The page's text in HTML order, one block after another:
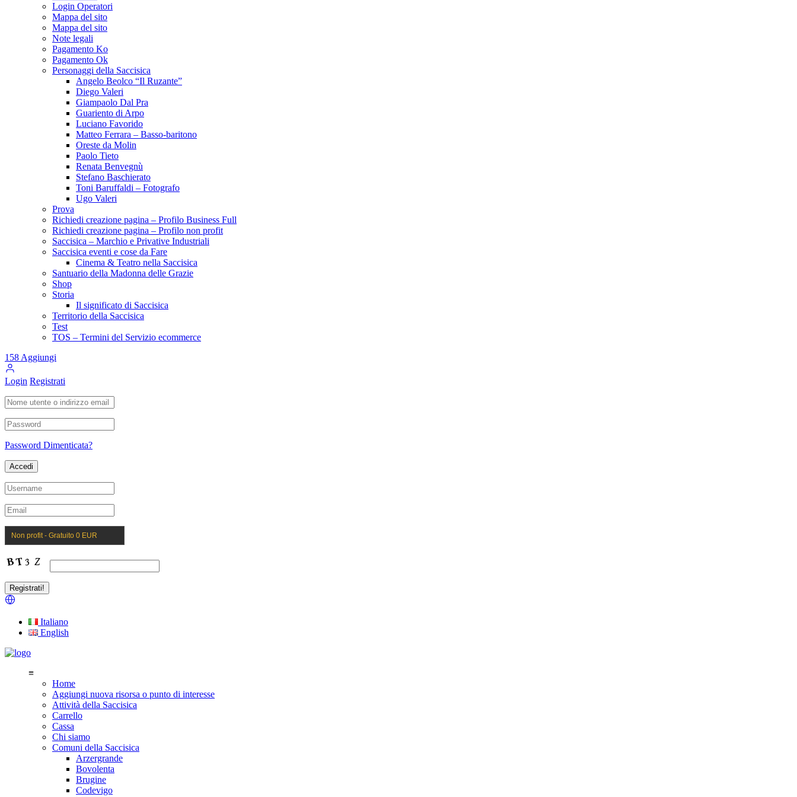
Login Operatori
Mappa del sito
Mappa del sito
Note legali
Pagamento Ko
Pagamento Ok
Personaggi della Saccisica
Angelo Beolco “Il Ruzante”
Diego Valeri
Giampaolo Dal Pra
Guariento di Arpo
Luciano Favorido
Matteo Ferrara – Basso-baritono
Oreste da Molin
Paolo Tieto
Renata Benvegnù
Stefano Baschierato
Toni Baruffaldi – Fotografo
Ugo Valeri
Prova
Richiedi creazione pagina – Profilo Business Full
Richiedi creazione pagina – Profilo non profit
Saccisica – Marchio e Privative Industriali
Saccisica eventi e cose da Fare
Cinema & Teatro nella Saccisica
Santuario della Madonna delle Grazie
Shop
Storia
Il significato di Saccisica
Territorio della Saccisica
Test
TOS – Termini del Servizio ecommerce
158Aggiungi
Login Registrati
Password Dimenticata?
Non profit - Gratuito 0 EUR
Italiano
English
≡
Home
Aggiungi nuova risorsa o punto di interesse
Attività della Saccisica
Carrello
Cassa
Chi siamo
Comuni della Saccisica
Arzergrande
Bovolenta
Brugine
Codevigo